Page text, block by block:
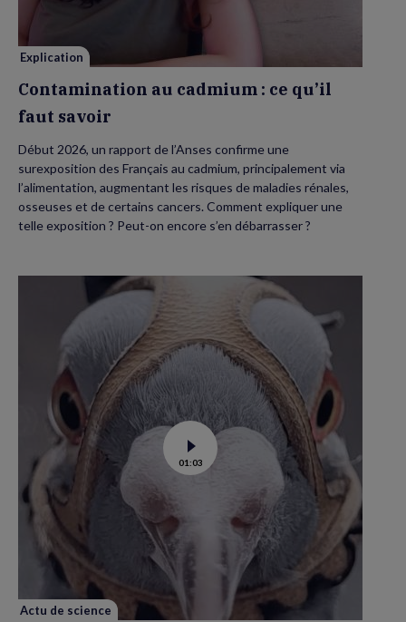
savoir
Explication
Contamination au cadmium : ce qu’il
faut savoir
Début 2026, un rapport de l’Anses confirme une
surexposition des Français au cadmium, principalement via
l’alimentation, augmentant les risques de maladies rénales,
osseuses et de certains cancers. Comment expliquer une
telle exposition ? Peut-on encore s’en débarrasser ?
Voir
la
vidéo
01:03
Actu de science